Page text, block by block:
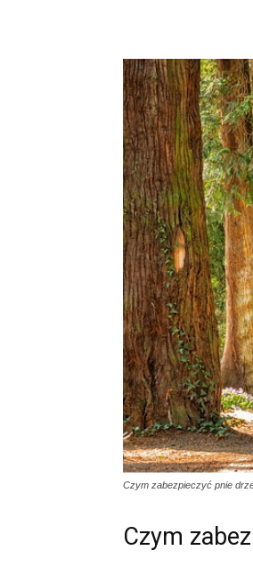
Czym zabezpieczyć pnie
Czym